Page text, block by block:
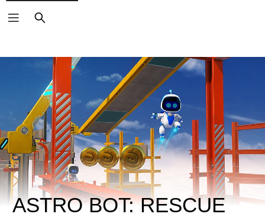
搜
尋
ASTRO BOT: RESCUE